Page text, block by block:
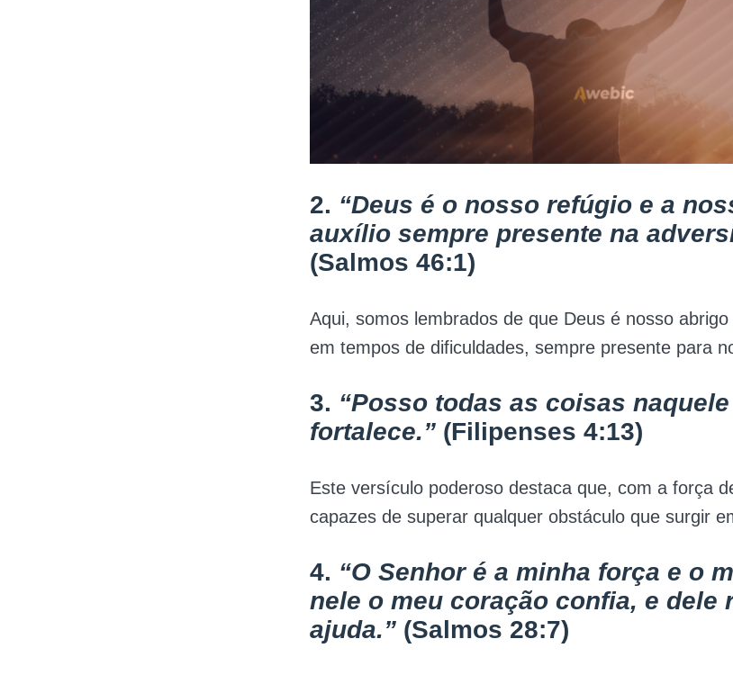
2. “Deus é o nosso refúgio e a
auxílio sempre presente na
(Salmos 46:1)
Aqui, somos lembrados de que Deus é nosso
em tempos de dificuldades, sempre presente para
3. “Posso todas as coisas
fortalece.” (Filipenses 4:13)
Este versículo poderoso destaca que, com a força
capazes de superar qualquer obstáculo que surgir
4. “O Senhor é a minha força e o
nele o meu coração confia, e dele
ajuda.” (Salmos 28:7)